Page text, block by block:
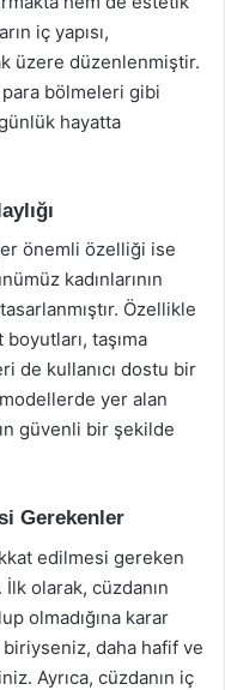
iç yapısı,
üzere düzenlenmiştir.
bölmeleri gibi
hayatta
önemli özelliği ise
kadınlarının
Özellikle
taşıma
de kullanıcı dostu bir
yer alan
güvenli bir şekilde
Gerekenler
edilmesi gereken
olarak, cüzdanın
olmadığına karar
daha hafif ve
Ayrıca, cüzdanın iç